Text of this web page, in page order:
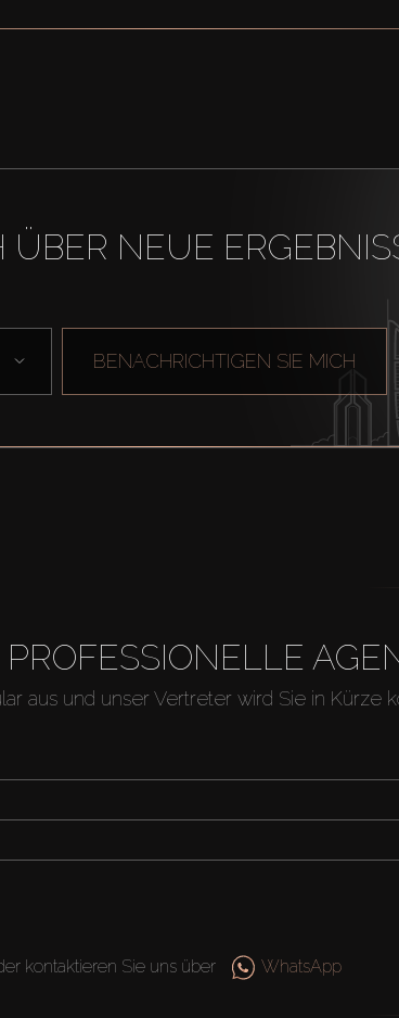
NEUE
BENACHRICHTIGEN SIE MICH
aus und unser Vertreter wird Sie in Kürze
kontaktieren Sie uns über WhatsApp